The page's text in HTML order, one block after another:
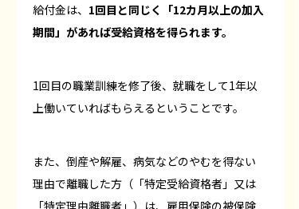
給付金は、 1回目と同じく「12カ月以上の加入
期間」があれば受給資格を得られます。
1回目の職業訓練を修了後、就職をして1年以
上働いていればもらえるということです。
また、倒産や解雇、病気などのやむを得ない
理由で離職した方（「特定受給資格者」又は
「特定理由離職者」）は、雇用保険の被保険